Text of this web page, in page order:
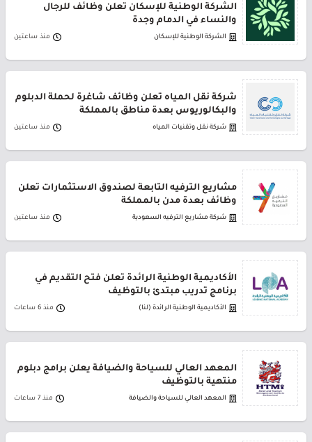
الشركة الوطنية للإسكان تعلن وظائف للرجال
والنساء في الدمام وجدة
الشركة الوطنية للإسكان منذ ساعتين
شركة نقل المياه تعلن وظائف شاغرة لحملة الدبلوم
والبكالوريوس بعدة مناطق بالمملكة
شركة نقل وتقنيات المياه منذ ساعتين
مشاريع الترفيه التابعة لصندوق الاستثمارات تعلن
وظائف بعدة مدن بالمملكة
شركة مشاريع الترفيه السعودية منذ ساعتين
الأكاديمية الوطنية الرائدة تعلن فتح التقديم في
برنامج تدريب مبتدئ بالتوظيف
الأكاديمية الوطنية الرائدة (لنا) منذ 6 ساعات
المعهد العالي للسياحة والضيافة يعلن برامج دبلوم
منتهية بالتوظيف
المعهد العالي للسياحة والضيافة منذ 7 ساعات